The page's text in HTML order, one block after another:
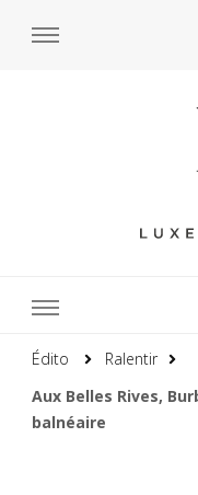
Édito
Ralentir
Aux Belles Rives,
balnéaire